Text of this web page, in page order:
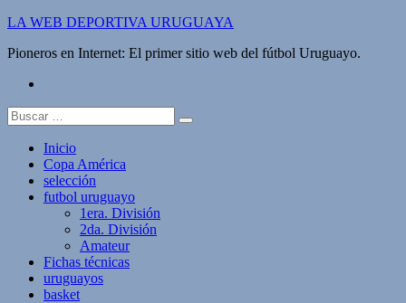
Saltar
contenido
LA WEB DEPORTIVA URUGUAYA
Pioneros en Internet: El primer sitio web del fútbol Uruguayo.
Buscar:
Inicio
Copa América
selección
futbol uruguayo
1era. División
2da. División
Amateur
Fichas técnicas
uruguayos
basket